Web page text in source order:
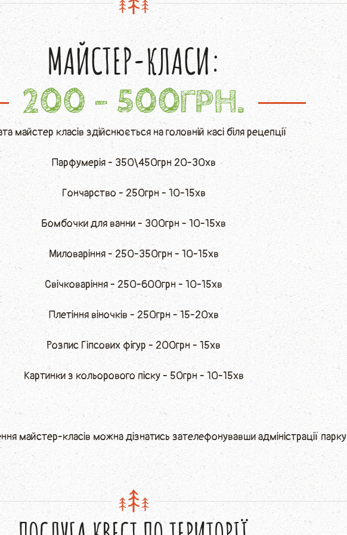
МАЙСТЕР-КЛАСИ:
200 - 500ГРН.
майстер класів здійснюється на головній касі біля рецепції
Парфумерія - 350\450грн 20-30хв
Гончарство - 250грн - 10-15хв
Бомбочки для ванни - 300грн - 10-15хв
Миловаріння - 250-350грн - 10-15хв
Свічковаріння - 250-600грн - 10-15хв
Плетіння віночків - 250грн - 15-20хв
Розпис Гіпсових фігур - 200грн - 15хв
Картинки з кольорового піску - 50грн - 10-15хв
майстер-класів можна дізнатись зателефонувавши адміністрації парку